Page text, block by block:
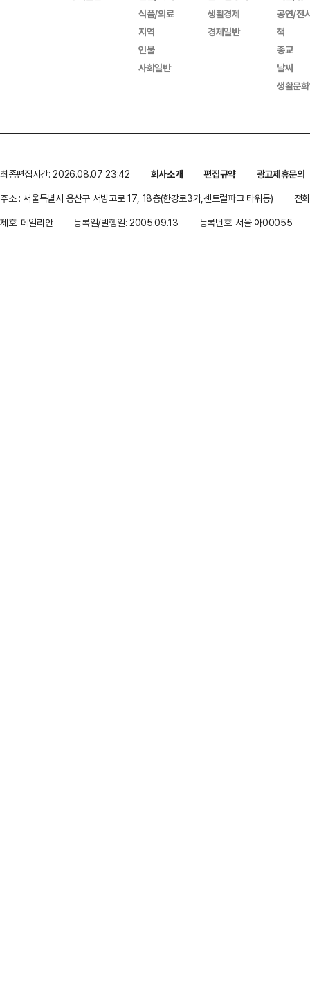
식품/의료
지역
인물
사회일반
생활경제
경제일반
공연/전
책
종교
날씨
생활문
최종편집시간: 2026.08.07 23:42 회사소개 편집규약
광고제휴문의
주소 : 서울특별시 용산구 서빙고로 17, 18층(한강로3가,센트럴파크 타워동)
전
제호: 데일리안
등록일/발행일: 2005.09.13 등록번호: 서울 아00055